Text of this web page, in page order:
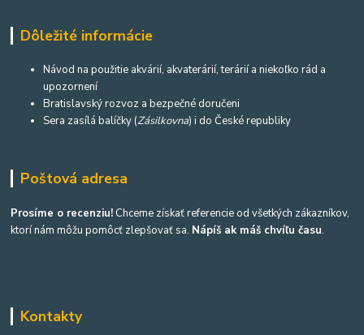
Dôležité informácie
Návod na použitie akvárií, akvaterárií, terárií a niekoľko rád a
upozornení
Bratislavský rozvoz a bezpečné doručeni
Sera zasílá balíčky (Zásilkovna) i do České republiky
Poštová adresa
Prosíme o recenziu! Chceme získať referencie od všetkých zákazníkov,
ktorí nám môžu pomôcť zlepšovať sa. Nápíš ak máš chvíľu času.
Kontakty